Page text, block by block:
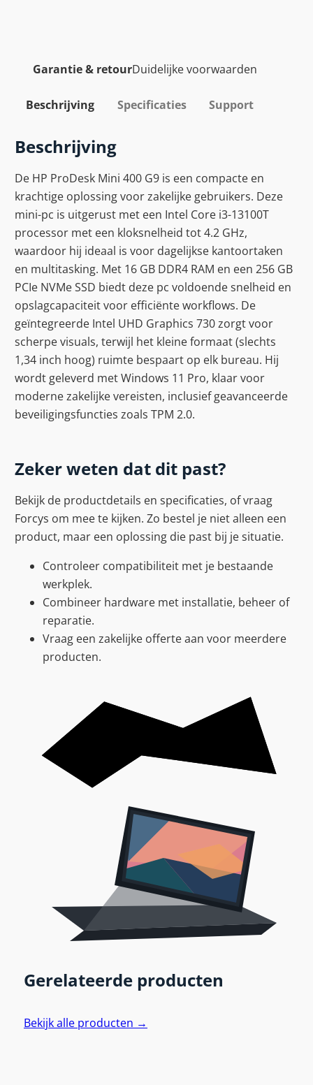
Garantie & retourDuidelijke voorwaarden
Beschrijving Specificaties Support
Beschrijving
De HP ProDesk Mini 400 G9 is een compacte en
krachtige oplossing voor zakelijke gebruikers. Deze
mini-pc is uitgerust met een Intel Core i3-13100T
processor met een kloksnelheid tot 4.2 GHz,
waardoor hij ideaal is voor dagelijkse kantoortaken
en multitasking. Met 16 GB DDR4 RAM en een 256 GB
PCIe NVMe SSD biedt deze pc voldoende snelheid en
opslagcapaciteit voor efficiënte workflows. De
geïntegreerde Intel UHD Graphics 730 zorgt voor
scherpe visuals, terwijl het kleine formaat (slechts
1,34 inch hoog) ruimte bespaart op elk bureau. Hij
wordt geleverd met Windows 11 Pro, klaar voor
moderne zakelijke vereisten, inclusief geavanceerde
beveiligingsfuncties zoals TPM 2.0.
Zeker weten dat dit past?
Bekijk de productdetails en specificaties, of vraag
Forcys om mee te kijken. Zo bestel je niet alleen een
product, maar een oplossing die past bij je situatie.
Controleer compatibiliteit met je bestaande
werkplek.
Combineer hardware met installatie, beheer of
reparatie.
Vraag een zakelijke offerte aan voor meerdere
producten.
Gerelateerde producten
Bekijk alle producten →